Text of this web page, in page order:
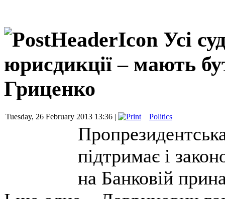
Усі
юрисдикції – мають
Гриценко
Tuesday, 26 February 2013 13:36 | Politics
підтримає і
на Банковій